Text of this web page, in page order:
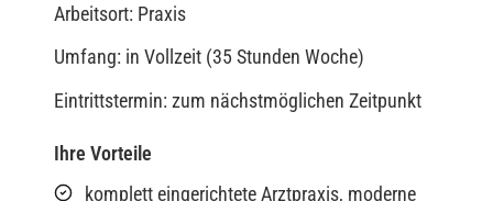
Arbeitsort: Praxis
Umfang: in Vollzeit (35 Stunden Woche)
Eintrittstermin: zum nächstmöglichen Zeitpunkt
Ihre Vorteile
komplett eingerichtete Arztpraxis, moderne